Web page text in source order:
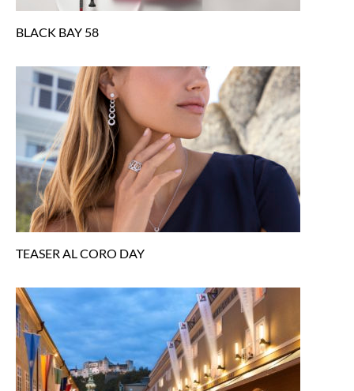
BLACK BAY 58
TEASER AL CORO DAY